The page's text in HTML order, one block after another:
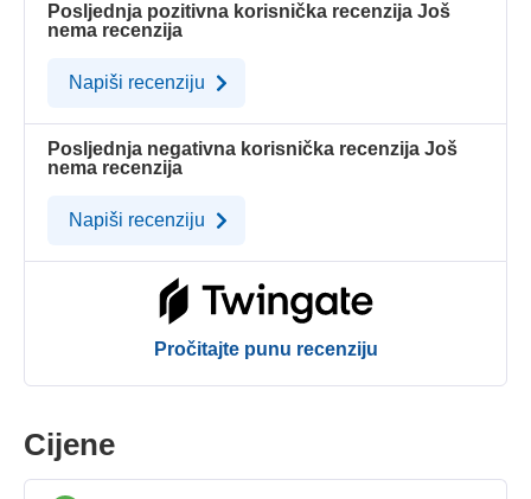
Posljednja pozitivna korisnička recenzija Još
nema recenzija
Napiši recenziju
Posljednja negativna korisnička recenzija Još
nema recenzija
Napiši recenziju
Pročitajte punu recenziju
Cijene